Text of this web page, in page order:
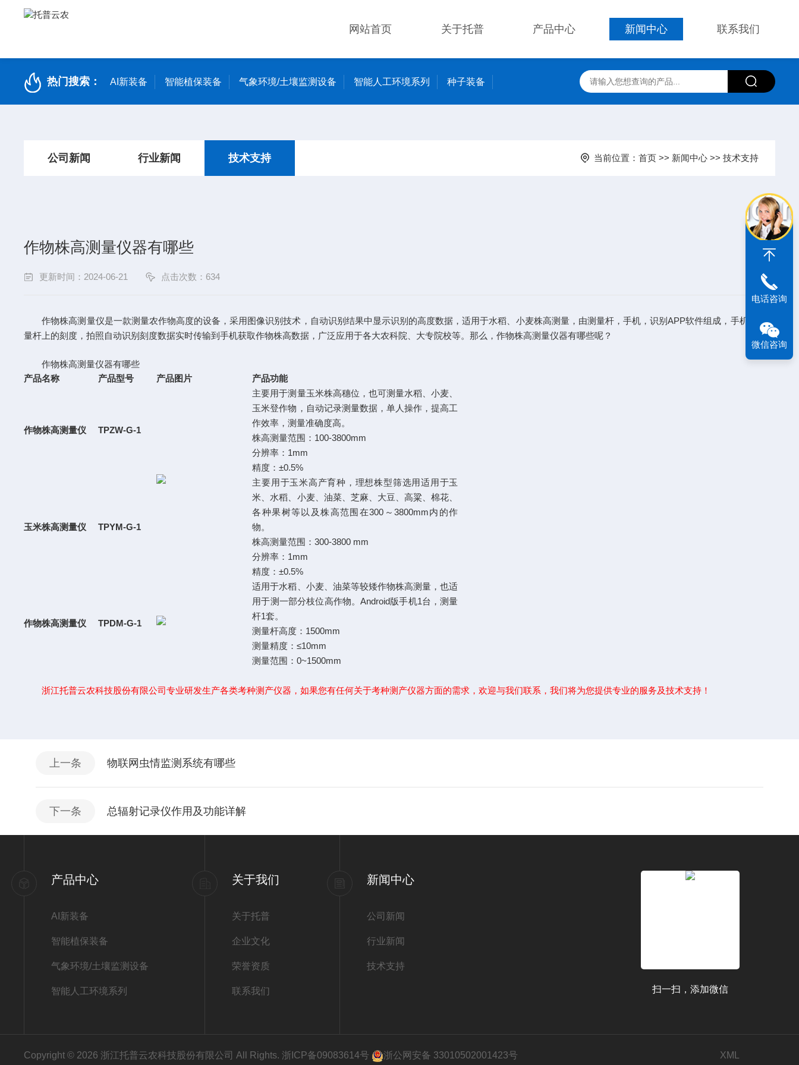
网站首页 关于托普 产品中心 新闻中心 联系我们
热门搜索： AI新装备 智能植保装备 气象环境/土壤监测设备 智能人工环境系列 种子装备
公司新闻 行业新闻 技术支持 当前位置： 首页>> 新闻中心>> 技术支持
作物株高测量仪器有哪些
更新时间：2024-06-21 点击次数：634
作物株高测量仪是一款测量农作物高度的设备，采用图像识别技术，自动识别结果中显示识别的高度数据，适用于水稻、小麦株高测量，由测量杆，手机，识别APP软件组成，手机对准测
量杆上的刻度，拍照自动识别刻度数据实时传输到手机获取作物株高数据，广泛应用于各大农科院、大专院校等。那么，作物株高测量仪器有哪些呢？
作物株高测量仪器有哪些
产品名称
产品型号 产品图片 产品功能
作物株高测量仪 TPZW-G-1
主要用于测量玉米株高穗位，也可测量水稻、小麦、
玉米登作物，自动记录测量数据，单人操作，提高工
作效率，测量准确度高。
株高测量范围：100-3800mm
分辨率：1mm
精度：±0.5%
玉米株高测量仪 TPYM-G-1
主要用于玉米高产育种，理想株型筛选用适用于玉
米、水稻、小麦、油菜、芝麻、大豆、高粱、棉花、
各种果树等以及株高范围在300～3800mm内的作
物。
株高测量范围：300-3800 mm
分辨率：1mm
精度：±0.5%
作物株高测量仪 TPDM-G-1
适用于水稻、小麦、油菜等较矮作物株高测量，也适
用于测一部分枝位高作物。Android版手机1台，测量
杆1套。
测量杆高度：1500mm
测量精度：≤10mm
测量范围：0~1500mm
浙江托普云农科技股份有限公司专业研发生产各类考种测产仪器，如果您有任何关于考种测产仪器方面的需求，欢迎与我们联系，我们将为您提供专业的服务及技术支持！
上一条 物联网虫情监测系统有哪些
下一条 总辐射记录仪作用及功能详解
产品中心
AI新装备
智能植保装备
气象环境/土壤监测设备
智能人工环境系列
关于我们
关于托普
企业文化
荣誉资质
联系我们
新闻中心
公司新闻
行业新闻
技术支持
扫一扫，添加微信
Copyright © 2026 浙江托普云农科技股份有限公司 All Rights.浙ICP备09083614号 浙公网安备 33010502001423号 XML
电话咨询
微信咨询